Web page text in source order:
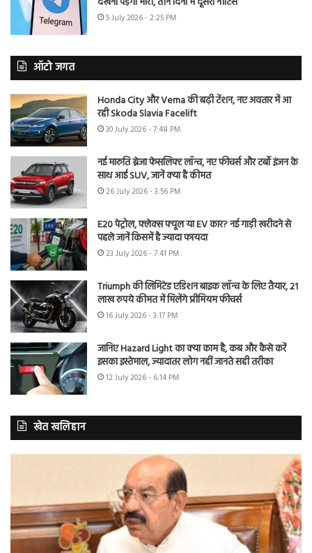
5 July 2026 - 2:25 PM
ऑटो जगत
Honda City और Verna की बढ़ी टेंशन, नए अवतार में आ
रही Skoda Slavia Facelift
30 July 2026 - 7:48 PM
नई मारुति ब्रेजा फेसलिफ्ट लॉन्च, नए फीचर्स और टर्बो इंजन के
साथ आई SUV, जानें क्या है कीमत
26 July 2026 - 3:56 PM
E20 पेट्रोल, फ्लेक्स फ्यूल या EV कार? नई गाड़ी खरीदने से
पहले जानें किसमें है ज्यादा फायदा
23 July 2026 - 7:41 PM
Triumph की लिमिटेड एडिशन बाइक लॉन्च के लिए तैयार, 21
लाख रुपये कीमत में मिलेंगे प्रीमियम फीचर्स
16 July 2026 - 3:17 PM
जानिए Hazard Light का क्या काम है, कब और कैसे करें
इसका इस्तेमाल, ज्यादातर लोग नहीं जानते सही तरीका
12 July 2026 - 6:14 PM
खेत खलिहान